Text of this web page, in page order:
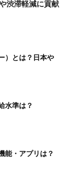
渋滞軽減に貢献
）とは？日本や
水準は？
能・アプリは？